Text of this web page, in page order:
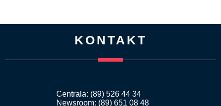
KONTAKT
Centrala: (89) 526 44 34
Newsroom: (89) 651 08 48